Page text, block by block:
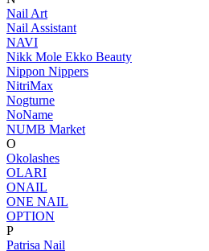
Nail Art
Nail Assistant
NAVI
Nikk Mole Ekko Beauty
Nippon Nippers
NitriMax
Nogturne
NoName
NUMB Market
O
Okolashes
OLARI
ONAIL
ONE NAIL
OPTION
P
Patrisa Nail